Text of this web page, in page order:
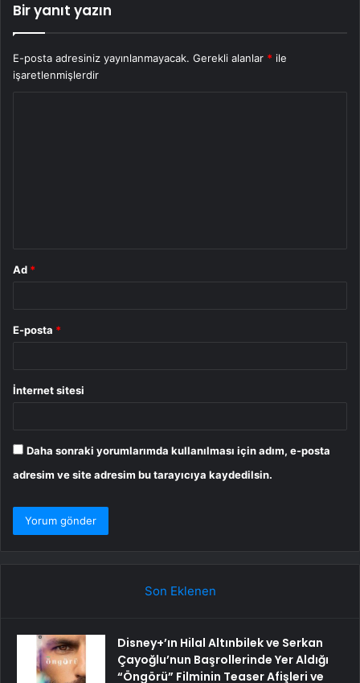
Bir yanıt yazın
E-posta adresiniz yayınlanmayacak. Gerekli alanlar * ile
işaretlenmişlerdir
Ad *
E-posta *
İnternet sitesi
Daha sonraki yorumlarımda kullanılması için adım, e-posta
adresim ve site adresim bu tarayıcıya kaydedilsin.
Son Eklenen
Disney+’ın Hilal Altınbilek ve Serkan
Çayoğlu’nun Başrollerinde Yer Aldığı
“Öngörü” Filminin Teaser Afişleri ve